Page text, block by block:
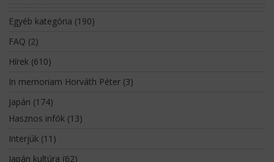
Egyéb kategória (190)
FAQ (2)
Hírek(610)
In memoriam Horváth Péter(3)
Japán (174)
Hasznos infók(13)
Interjúk(11)
Japán kultúra (62)